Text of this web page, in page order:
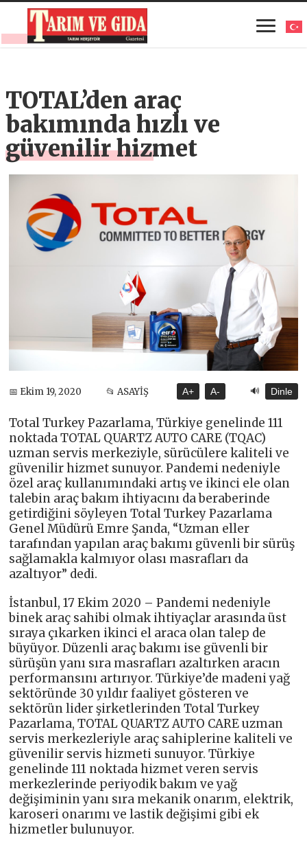
TOTAL’den araç
bakımında hızlı ve
güvenilir hizmet
📅 Ekim 19, 2020 📂 ASAYİŞ A+ A- 🔊 Dinle
Total Turkey Pazarlama, Türkiye genelinde 111
noktada TOTAL QUARTZ AUTO CARE (TQAC)
uzman servis merkeziyle, sürücülere kaliteli ve
güvenilir hizmet sunuyor. Pandemi nedeniyle
özel araç kullanımındaki artış ve ikinci ele olan
talebin araç bakım ihtiyacını da beraberinde
getirdiğini söyleyen Total Turkey Pazarlama
Genel Müdürü Emre Şanda, “Uzman eller
tarafından yapılan araç bakımı güvenli bir sürüş
sağlamakla kalmıyor olası masrafları da
azaltıyor” dedi.
İstanbul, 17 Ekim 2020 – Pandemi nedeniyle
binek araç sahibi olmak ihtiyaçlar arasında üst
sıraya çıkarken ikinci el araca olan talep de
büyüyor. Düzenli araç bakımı ise güvenli bir
sürüşün yanı sıra masrafları azaltırken aracın
performansını artırıyor. Türkiye’de madeni yağ
sektöründe 30 yıldır faaliyet gösteren ve
sektörün lider şirketlerinden Total Turkey
Pazarlama, TOTAL QUARTZ AUTO CARE uzman
servis merkezleriyle araç sahiplerine kaliteli ve
güvenilir servis hizmeti sunuyor. Türkiye
genelinde 111 noktada hizmet veren servis
merkezlerinde periyodik bakım ve yağ
değişiminin yanı sıra mekanik onarım, elektrik,
karoseri onarımı ve lastik değişimi gibi ek
hizmetler bulunuyor.